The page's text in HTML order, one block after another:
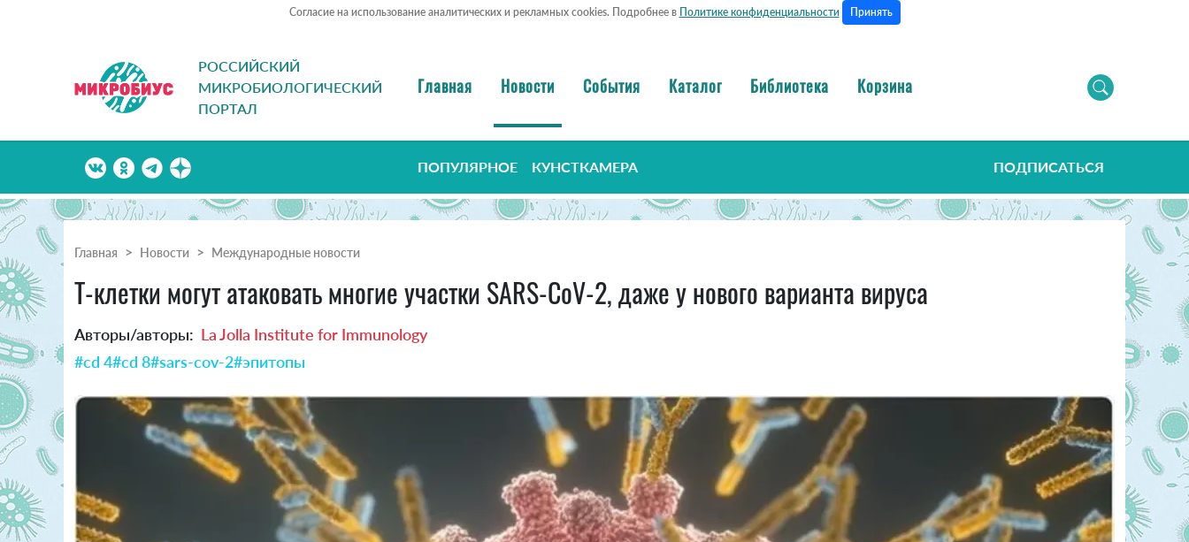
Согласие на использование аналитических и рекламных cookies. Подробнее в Политике конфиденциальности Принять
РОССИЙСКИЙ
МИКРОБИОЛОГИЧЕСКИЙ
ПОРТАЛ
Главная Новости События Каталог Библиотека Корзина
ПОПУЛЯРНОЕ КУНСТКАМЕРА ПОДПИСАТЬСЯ
Главная Новости Международные новости
T-клетки могут атаковать многие участки SARS-CoV-2, даже у нового варианта вируса
Авторы/авторы: La Jolla Institute for Immunology
#cd 4#cd 8#sars-cov-2#эпитопы